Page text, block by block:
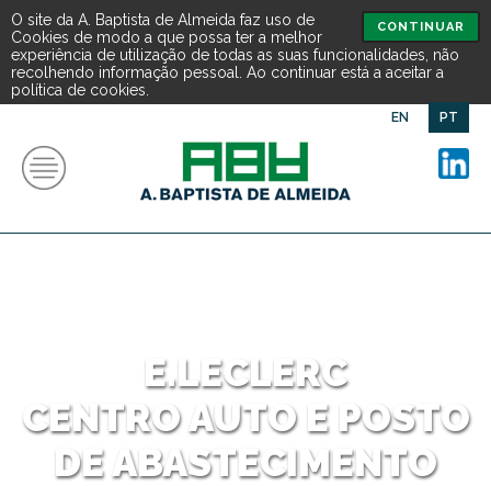
CONTINUAR
O site da A. Baptista de Almeida faz uso de
Cookies de modo a que possa ter a melhor
experiência de utilização de todas as suas funcionalidades, não
recolhendo informação pessoal. Ao continuar está a aceitar a
política de cookies.
EN PT
E.LECLERC
CENTRO AUTO E POSTO
DE ABASTECIMENTO